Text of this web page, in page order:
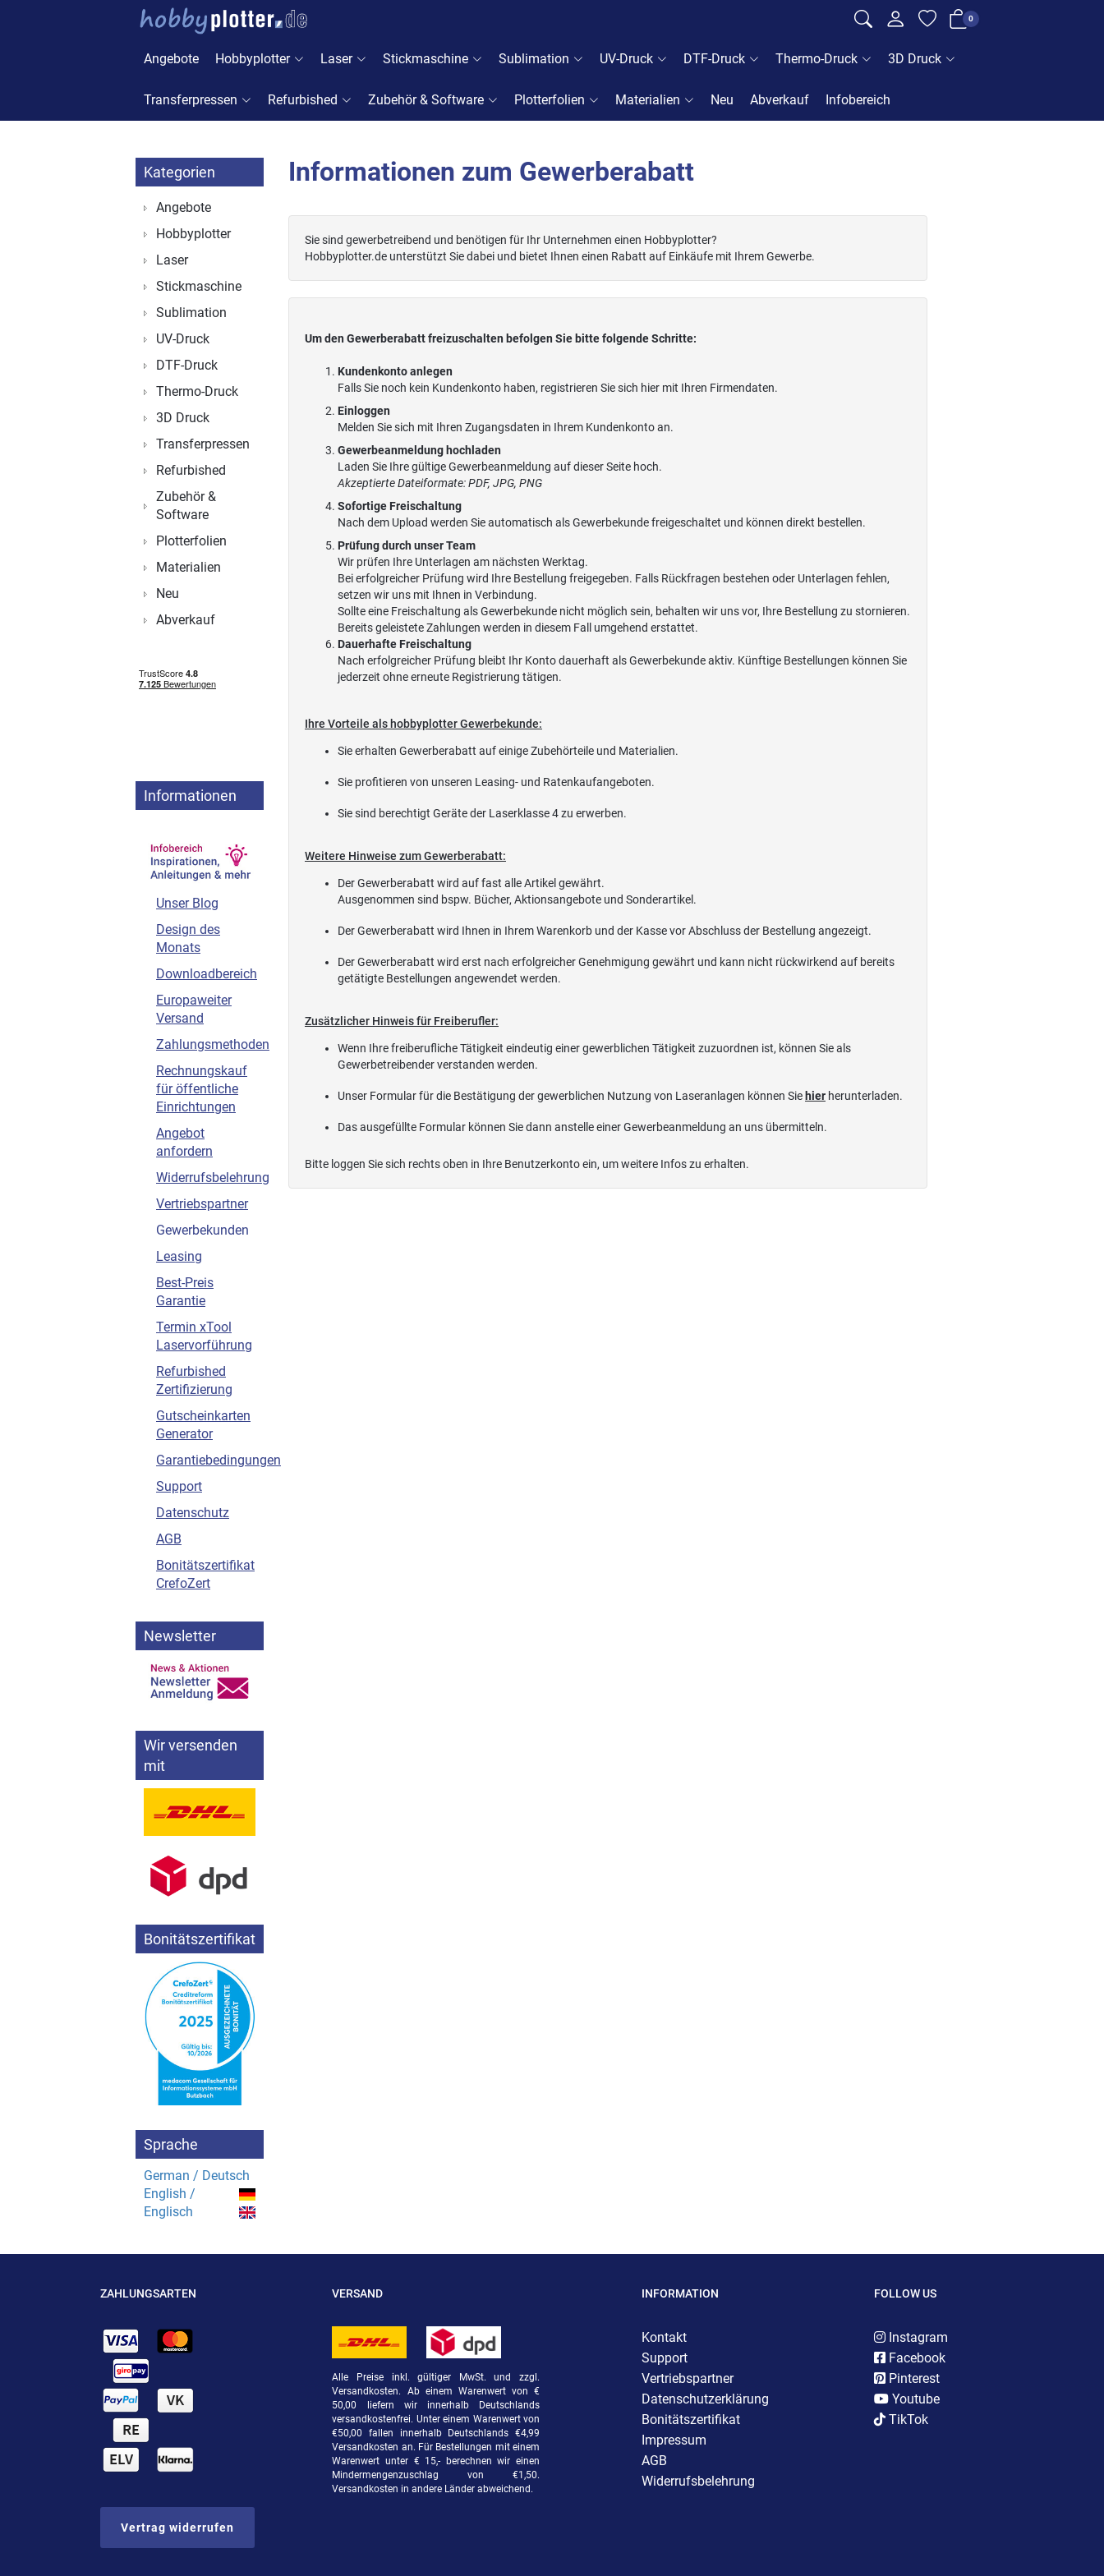
0
Angebote Hobbyplotter Laser Stickmaschine Sublimation UV-Druck DTF-Druck Thermo-Druck 3D Druck
Transferpressen Refurbished Zubehör & Software Plotterfolien Materialien Neu Abverkauf Infobereich
Informationen zum Gewerberabatt
Sie sind gewerbetreibend und benötigen für Ihr Unternehmen einen Hobbyplotter?
Hobbyplotter.de unterstützt Sie dabei und bietet Ihnen einen Rabatt auf Einkäufe mit Ihrem Gewerbe.
Um den Gewerberabatt freizuschalten befolgen Sie bitte folgende Schritte:
Kundenkonto anlegen
Falls Sie noch kein Kundenkonto haben, registrieren Sie sich hier mit Ihren Firmendaten.
Einloggen
Melden Sie sich mit Ihren Zugangsdaten in Ihrem Kundenkonto an.
Gewerbeanmeldung hochladen
Laden Sie Ihre gültige Gewerbeanmeldung auf dieser Seite hoch.
Akzeptierte Dateiformate: PDF, JPG, PNG
Sofortige Freischaltung
Nach dem Upload werden Sie automatisch als Gewerbekunde freigeschaltet und können direkt bestellen.
Prüfung durch unser Team
Wir prüfen Ihre Unterlagen am nächsten Werktag.
Bei erfolgreicher Prüfung wird Ihre Bestellung freigegeben. Falls Rückfragen bestehen oder Unterlagen fehlen,
setzen wir uns mit Ihnen in Verbindung.
Sollte eine Freischaltung als Gewerbekunde nicht möglich sein, behalten wir uns vor, Ihre Bestellung zu stornieren.
Bereits geleistete Zahlungen werden in diesem Fall umgehend erstattet.
Dauerhafte Freischaltung
Nach erfolgreicher Prüfung bleibt Ihr Konto dauerhaft als Gewerbekunde aktiv. Künftige Bestellungen können Sie
jederzeit ohne erneute Registrierung tätigen.
Ihre Vorteile als hobbyplotter Gewerbekunde:
Sie erhalten Gewerberabatt auf einige Zubehörteile und Materialien.
Sie profitieren von unseren Leasing- und Ratenkaufangeboten.
Sie sind berechtigt Geräte der Laserklasse 4 zu erwerben.
Weitere Hinweise zum Gewerberabatt:
Der Gewerberabatt wird auf fast alle Artikel gewährt.
Ausgenommen sind bspw. Bücher, Aktionsangebote und Sonderartikel.
Der Gewerberabatt wird Ihnen in Ihrem Warenkorb und der Kasse vor Abschluss der Bestellung angezeigt.
Der Gewerberabatt wird erst nach erfolgreicher Genehmigung gewährt und kann nicht rückwirkend auf bereits
getätigte Bestellungen angewendet werden.
Zusätzlicher Hinweis für Freiberufler:
Wenn Ihre freiberufliche Tätigkeit eindeutig einer gewerblichen Tätigkeit zuzuordnen ist, können Sie als
Gewerbetreibender verstanden werden.
Unser Formular für die Bestätigung der gewerblichen Nutzung von Laseranlagen können Sie hier herunterladen.
Das ausgefüllte Formular können Sie dann anstelle einer Gewerbeanmeldung an uns übermitteln.
Bitte loggen Sie sich rechts oben in Ihre Benutzerkonto ein, um weitere Infos zu erhalten.
Kategorien
Angebote
Hobbyplotter
Laser
Stickmaschine
Sublimation
UV-Druck
DTF-Druck
Thermo-Druck
3D Druck
Transferpressen
Refurbished
Zubehör &
Software
Plotterfolien
Materialien
Neu
Abverkauf
Informationen
Unser Blog
Design des
Monats
Downloadbereich
Europaweiter
Versand
Zahlungsmethoden
Rechnungskauf
für öffentliche
Einrichtungen
Angebot
anfordern
Widerrufsbelehrung
Vertriebspartner
Gewerbekunden
Leasing
Best-Preis
Garantie
Termin xTool
Laservorführung
Refurbished
Zertifizierung
Gutscheinkarten
Generator
Garantiebedingungen
Support
Datenschutz
AGB
Bonitätszertifikat
CrefoZert
Newsletter
Wir versenden
mit
Bonitätszertifikat
Sprache
German / Deutsch
English /
Englisch
ZAHLUNGSARTEN
Vertrag widerrufen
VERSAND
Alle Preise inkl. gültiger MwSt. und zzgl.
Versandkosten. Ab einem Warenwert von €
50,00 liefern wir innerhalb Deutschlands
versandkostenfrei. Unter einem Warenwert von
€50,00 fallen innerhalb Deutschlands €4,99
Versandkosten an. Für Bestellungen mit einem
Warenwert unter € 15,- berechnen wir einen
Mindermengenzuschlag von €1,50.
Versandkosten in andere Länder abweichend.
INFORMATION
Kontakt
Support
Vertriebspartner
Datenschutzerklärung
Bonitätszertifikat
Impressum
AGB
Widerrufsbelehrung
FOLLOW US
Instagram
Facebook
Pinterest
Youtube
TikTok